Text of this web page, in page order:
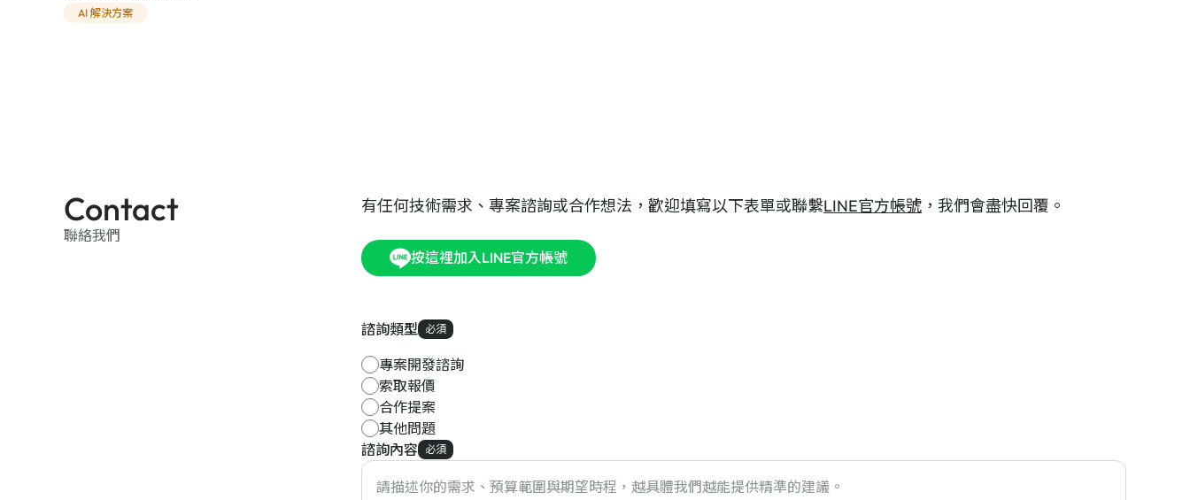
AI 解決方案
Contact
聯絡我們
有任何技術需求、專案諮詢或合作想法，歡迎填寫以下表單或聯繫LINE官方帳號 ，我們會盡快回覆。
按這裡加入LINE官方帳號
諮詢類型 必須
專案開發諮詢
索取報價
合作提案
其他問題
諮詢內容 必須